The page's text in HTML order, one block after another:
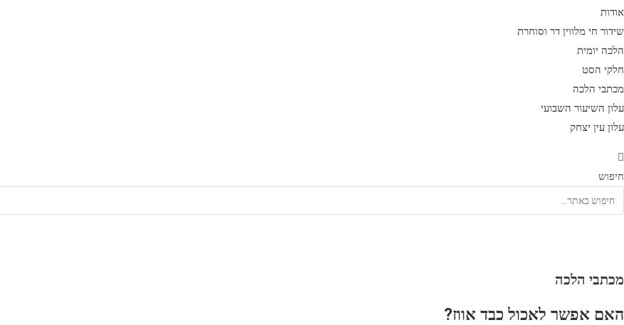
אודות
שידור חי מלווין דר וסוחרת
הלכה יומית
חלקי הסט
מכתבי הלכה
עלון השיעור השבועי
עלון עין יצחק
חיפוש
מכתבי הלכה
האם אפשר לאכול כבד אווז?